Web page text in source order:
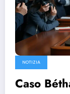
NOTIZIA
Caso